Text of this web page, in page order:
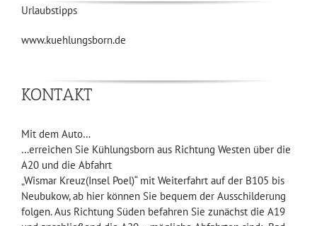
Urlaubstipps
www.kuehlungsborn.de
KONTAKT
Mit dem Auto…
…erreichen Sie Kühlungsborn aus Richtung Westen über die
A20 und die Abfahrt
„Wismar Kreuz(Insel Poel)“ mit Weiterfahrt auf der B105 bis
Neubukow, ab hier können Sie bequem der Ausschilderung
folgen. Aus Richtung Süden befahren Sie zunächst die A19